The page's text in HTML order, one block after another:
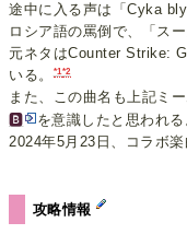
途中に入る声は「Cyka
ロシア語の罵倒で、「ス
元ネタはCounter Strike:
いる。
*1*2
また、この曲名も上記ミ
🅱
を意識したと思われる
2024年5月23日、コラボ
攻略情報